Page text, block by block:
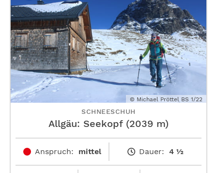
© Michael Pröttel BS 1/22
SCHNEESCHUH
Allgäu: Seekopf (2039 m)
Anspruch: mittel Dauer: 4 ½